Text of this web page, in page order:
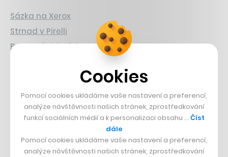
Sázka na Xerox
Strnad v Pirelli
Burzovní eldorádo
PŘÍBĚHY Z GASTRA
Boční projekt, co se zvrtnul
Francouzský šéfkuchař na Šumavě
DESIGN
Cookies
Pomocí cookies ukládáme vaše nastavení a preferencí,
analýze návštěvnosti našich stránek, zprostředkování
funkcí sociálních médií a k personalizaci obsahu … Číst
dále
Pomocí cookies ukládáme vaše nastavení a preferencí,
analýze návštěvnosti našich stránek, zprostředkování